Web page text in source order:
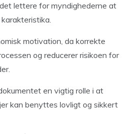
lettere for myndighederne at
motivation, da korrekte
og reducerer risikoen for
en vigtig rolle i at
kan benyttes lovligt og sikkert